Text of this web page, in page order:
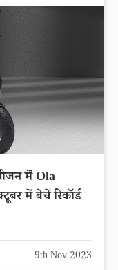
में Ola
में बेचें रिकॉर्ड
9th Nov 2023